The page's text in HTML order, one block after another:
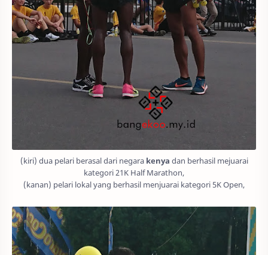
(kiri) dua pelari berasal dari negara kenya dan berhasil mejuarai
kategori 21K Half Marathon,
(kanan) pelari lokal yang berhasil menjuarai kategori 5K Open,